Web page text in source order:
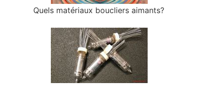
Quels matériaux boucliers aimants?